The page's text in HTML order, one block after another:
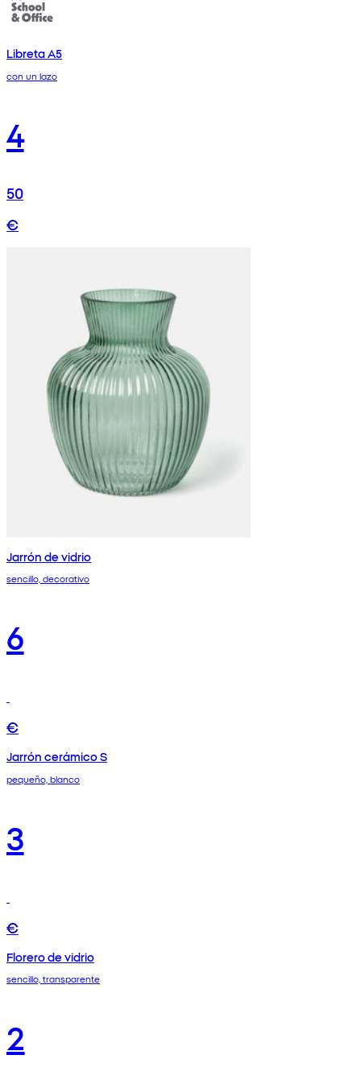
Libreta A5
con un lazo
4
50
€
Jarrón de vidrio
sencillo, decorativo
6
€
Jarrón cerámico S
pequeño, blanco
3
€
Florero de vidrio
sencillo, transparente
2